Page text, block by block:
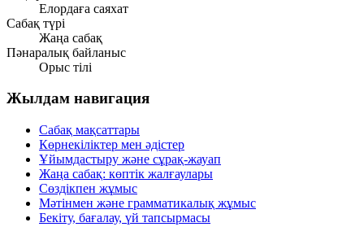
Елордаға саяхат
Сабақ түрі
Жаңа сабақ
Пәнаралық байланыс
Орыс тілі
Жылдам навигация
Сабақ мақсаттары
Көрнекіліктер мен әдістер
Ұйымдастыру және сұрақ-жауап
Жаңа сабақ: көптік жалғаулары
Сөздікпен жұмыс
Мәтінмен және грамматикалық жұмыс
Бекіту, бағалау, үй тапсырмасы